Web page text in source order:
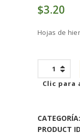
$3 20
Hojas de
Infusión
Hierbaluisa
(Pack
Clic
CATEGORÍA:
PRODUCT